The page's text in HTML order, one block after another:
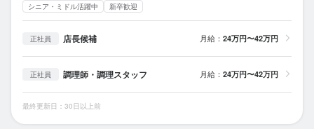
シニア・ミドル活躍中 新卒歓迎
正社員 店長候補 月給： 24万円〜42万円
正社員 調理師・調理スタッフ 月給： 24万円〜42万円
最終更新日：30日以上前